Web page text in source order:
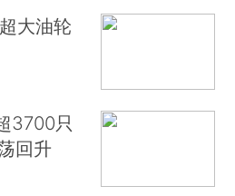
大油轮
3700只
回升